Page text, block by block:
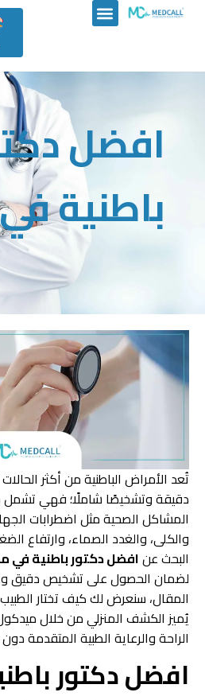
افضل
باطنية
تُعد الأمراض الباطنية من أكثر
دقيقة وتشخيصًا شاملًا؛ فهي
المشاكل الصحية مثل اضطرابات
والكلى، والغدد الصماء، وارتفاع
البحث عنافضل دكتور باطنية في
لضمان الحصول على تشخيص دقيق
المقال، سنعرض لك كيف تختار
يُميز الكشف المنزلي من خلال
الراحة والرعاية الطبية المتقدمة
افضل دكتور